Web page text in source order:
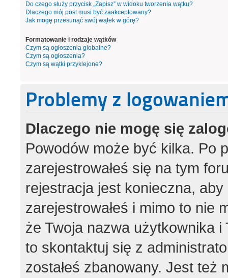
Do czego służy przycisk „Zapisz” w widoku tworzenia wątku?
Dlaczego mój post musi być zaakceptowany?
Jak mogę przesunąć swój wątek w górę?
Formatowanie i rodzaje wątków
Czym są ogłoszenia globalne?
Czym są ogłoszenia?
Czym są wątki przyklejone?
Problemy z
Dlaczego nie mogę się
Powodów może być kilka. Po
zarejestrowałeś się na tym
rejestracja jest konieczna,
zarejestrowałeś i mimo to nie
że Twoja nazwa użytkownika i
to skontaktuj się z
zostałeś zbanowany. Jest też